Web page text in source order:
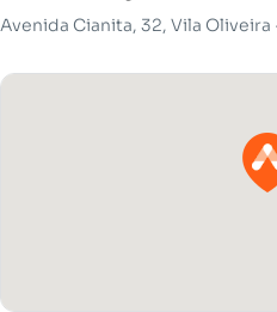
Avenida Cianita, 32, Vila